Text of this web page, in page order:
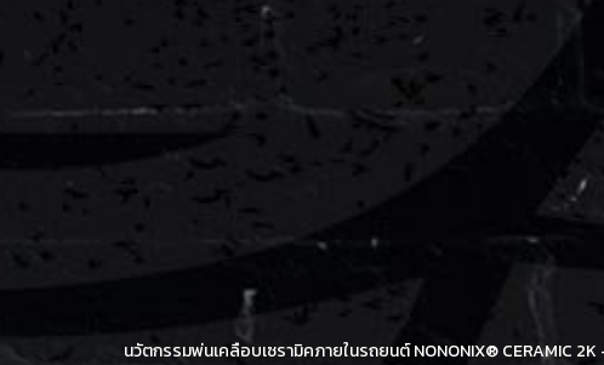
นวัตกรรมพ่นเคลือบเซรามิคภายในรถยนต์ NONONIX® CERAMIC